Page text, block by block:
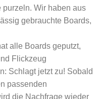
purzeln. Wir haben aus
gebrauchte Boards,
alle Boards geputzt,
Flickzeug
Schlagt jetzt zu! Sobald
passenden
die Nachfrage wieder